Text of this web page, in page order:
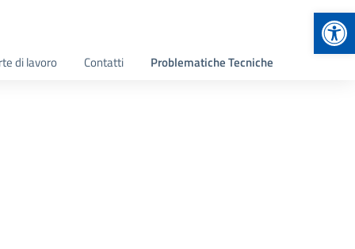
di lavoro Contatti Problematiche Tecniche